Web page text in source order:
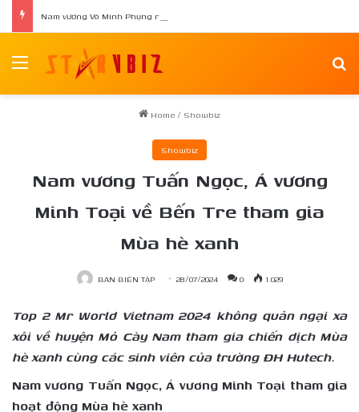
Menu
Home/ Showbiz
Showbiz
Nam vương Tuấn Ngọc, Á vương
Minh Toại về Bến Tre tham gia
Mùa hè xanh
BAN BIÊN TẬP 28/07/2024 0 1.029
Top 2 Mr World Vietnam 2024 không quản ngại xa
xôi về huyện Mỏ Cày Nam tham gia chiến dịch Mùa
hè xanh cùng các sinh viên của trường ĐH Hutech.
Nam vương Tuấn Ngọc, Á vương Minh Toại tham gia
hoạt động Mùa hè xanh